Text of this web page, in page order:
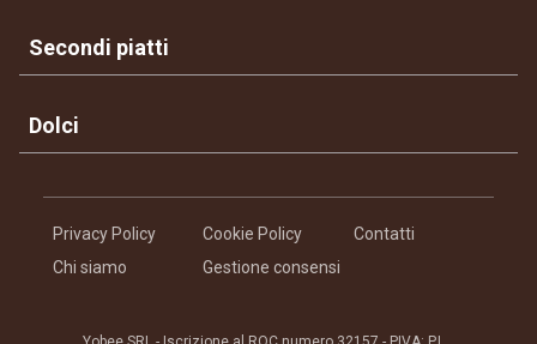
Secondi piatti
Dolci
Privacy Policy Cookie Policy
Contatti
Chi siamo
Gestione consensi